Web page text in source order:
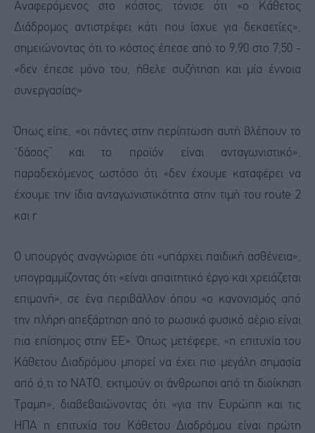
Αναφερόμενος στο κόστος, τόνισε ότι «ο Κάθετος
Διάδρομος αντιστρέφει κάτι που ίσχυε για δεκαετίες»,
σημειώνοντας ότι το κόστος έπεσε από το 9,90 στο 7,50 -
«δεν έπεσε μόνο του, ήθελε συζήτηση και μία έννοια
συνεργασίας»
Όπως είπε, «οι πάντες στην περίπτωση αυτή βλέπουν το
“δάσος” και το προϊόν είναι ανταγωνιστικό»,
παραδεχόμενος ωστόσο ότι «δεν έχουμε καταφέρει να
έχουμε την ίδια ανταγωνιστικότητα στην τιμή του route 2
και r
Ο υπουργός αναγνώρισε ότι «υπάρχει παιδική ασθένεια»,
υπογραμμίζοντας ότι «είναι απαιτητικό έργο και χρειάζεται
επιμονή», σε ένα περιβάλλον όπου «ο κανονισμός από
την πλήρη απεξάρτηση από το ρωσικό φυσικό αέριο είναι
πια επίσημος στην ΕΕ». Όπως μετέφερε, «η επιτυχία του
Κάθετου Διαδρόμου μπορεί να έχει πιο μεγάλη σημασία
από ό,τι το ΝΑΤΟ, εκτιμούν οι άνθρωποι από τη διοίκηση
Τραμπ», διαβεβαιώνοντας ότι «για την Ευρώπη και τις
ΗΠΑ η επιτυχία του Κάθετου Διαδρόμου είναι πρώτη